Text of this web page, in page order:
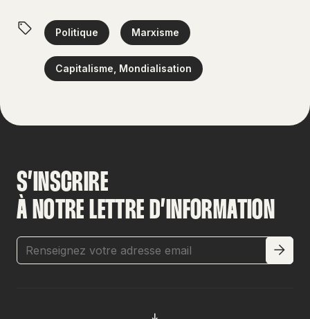
Politique Marxisme
Capitalisme, Mondialisation
S’INSCRIRE
À NOTRE LETTRE D’INFORMATION